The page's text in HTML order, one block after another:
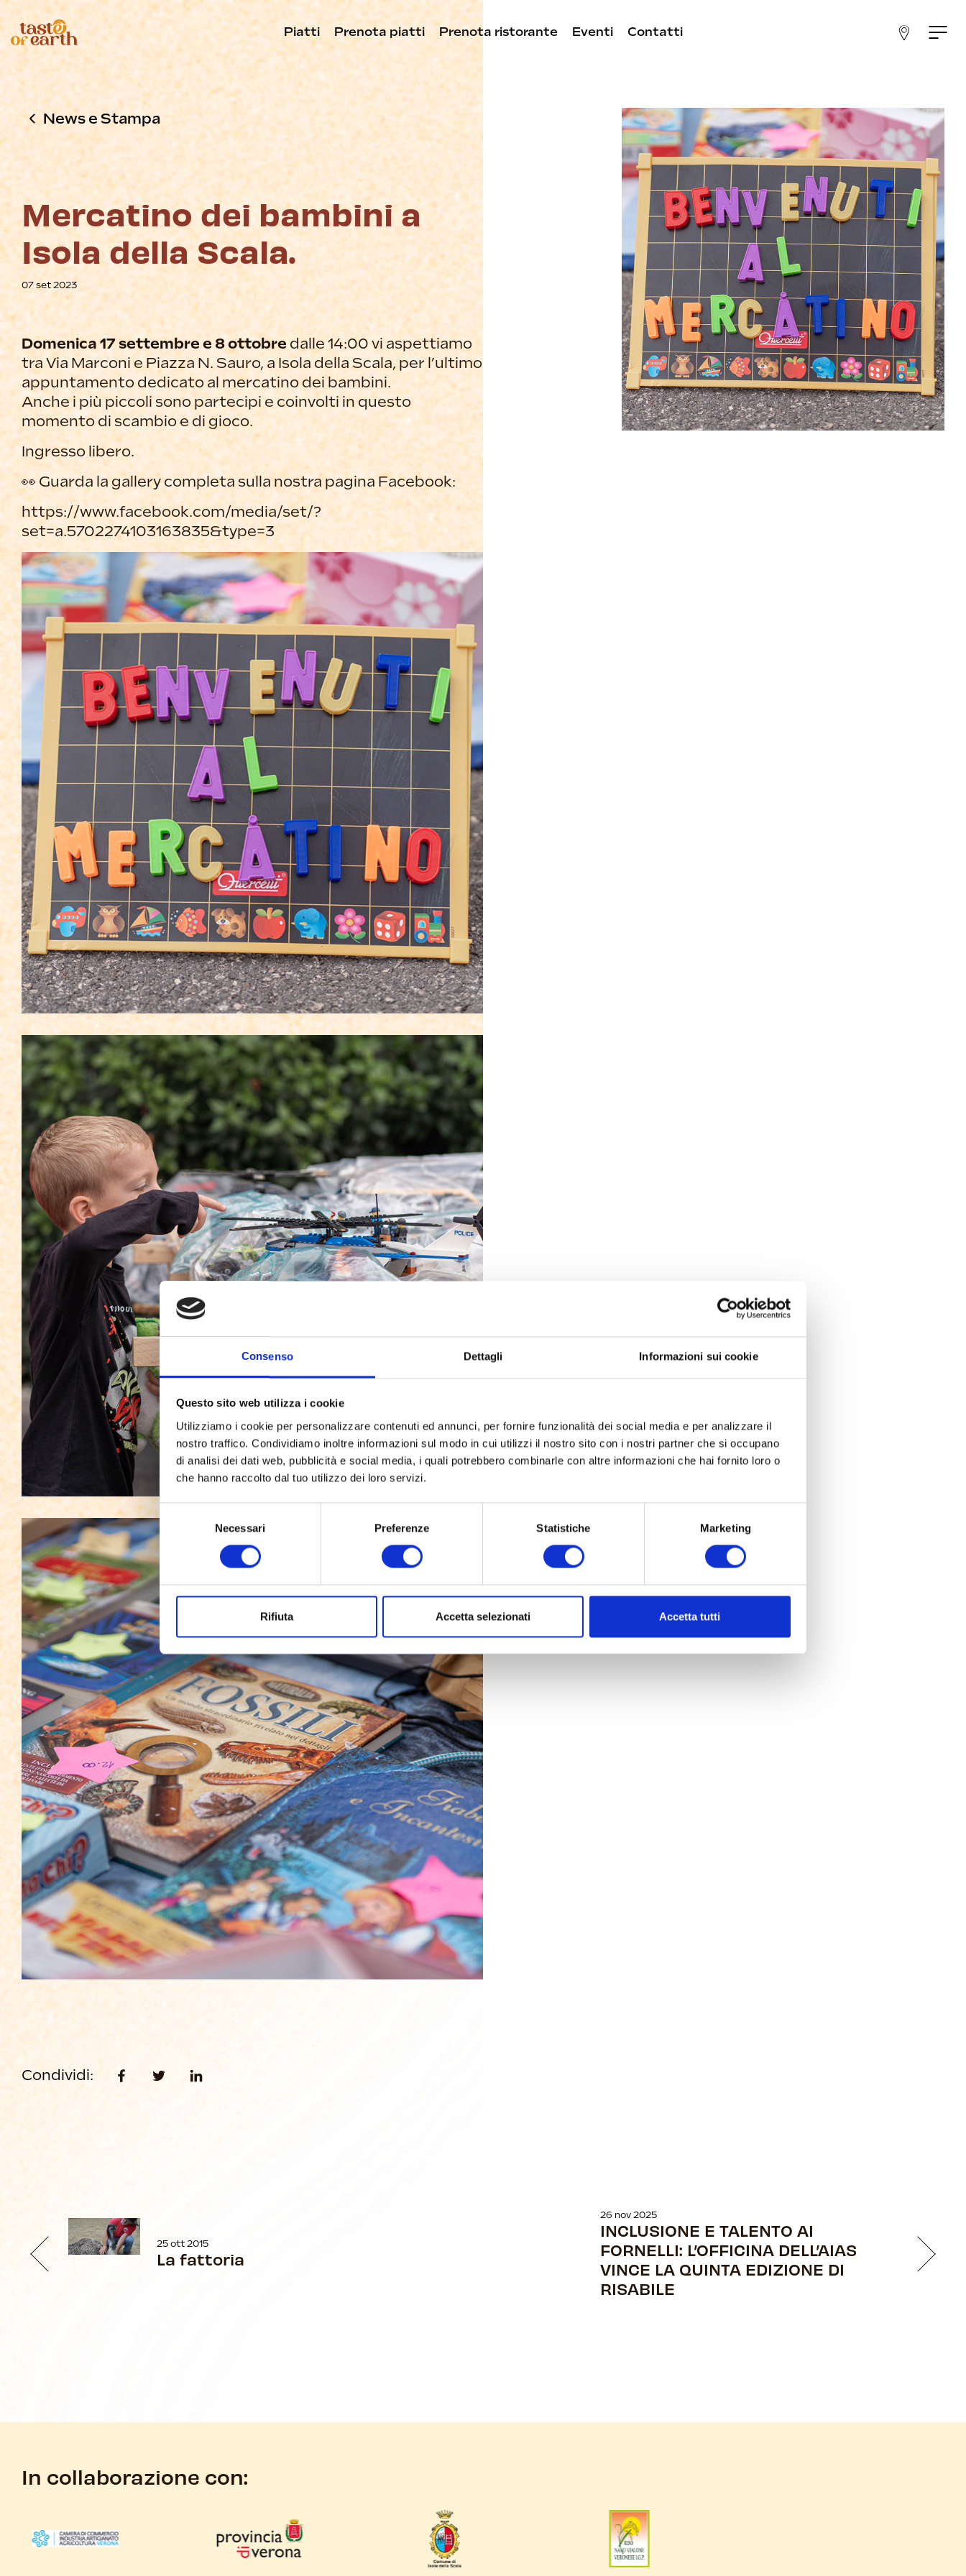
Consenso Dettagli Informazioni sui cookie
Questo sito web utilizza i cookie
Utilizziamo i cookie per personalizzare contenuti ed annunci, per fornire funzionalità dei social media e per analizzare il
nostro traffico. Condividiamo inoltre informazioni sul modo in cui utilizzi il nostro sito con i nostri partner che si occupano
di analisi dei dati web, pubblicità e social media, i quali potrebbero combinarle con altre informazioni che hai fornito loro o
che hanno raccolto dal tuo utilizzo dei loro servizi.
del
Necessari Preferenze Statistiche Marketing
Rifiuta Accetta selezionati Accetta tutti
Piatti Prenota piatti Prenota ristorante Eventi Contatti
News e Stampa
Mercatino dei bambini a
Isola della Scala.
07 set 2023
Domenica 17 settembre e 8 ottobre dalle 14:00 vi aspettiamo
tra Via Marconi e Piazza N. Sauro, a Isola della Scala, per l’ultimo
appuntamento dedicato al mercatino dei bambini.
Anche i più piccoli sono partecipi e coinvolti in questo
momento di scambio e di gioco.
Ingresso libero.
👀 Guarda la gallery completa sulla nostra pagina Facebook:
https://www.facebook.com/media/set/?
set=a.5702274103163835&type=3
Condividi:
25 ott 2015
La fattoria
26 nov 2025
INCLUSIONE E TALENTO AI
FORNELLI: L’OFFICINA DELL’AIAS
VINCE LA QUINTA EDIZIONE DI
RISABILE
In collaborazione con: